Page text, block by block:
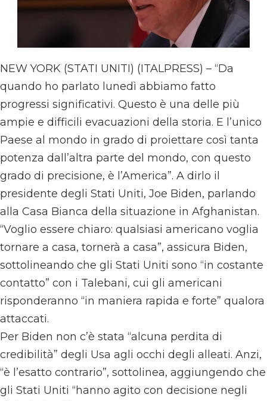
NEW YORK (STATI UNITI) (ITALPRESS) – “Da
quando ho parlato lunedì abbiamo fatto
progressi significativi. Questo è una delle più
ampie e difficili evacuazioni della storia. E l’unico
Paese al mondo in grado di proiettare così tanta
potenza dall’altra parte del mondo, con questo
grado di precisione, è l’America”. A dirlo il
presidente degli Stati Uniti, Joe Biden, parlando
alla Casa Bianca della situazione in Afghanistan.
“Voglio essere chiaro: qualsiasi americano voglia
tornare a casa, tornerà a casa”, assicura Biden,
sottolineando che gli Stati Uniti sono “in costante
contatto” con i Talebani, cui gli americani
risponderanno “in maniera rapida e forte” qualora
attaccati.
Per Biden non c’è stata “alcuna perdita di
credibilità” degli Usa agli occhi degli alleati. Anzi,
“è l’esatto contrario”, sottolinea, aggiungendo che
gli Stati Uniti “hanno agito con decisione negli